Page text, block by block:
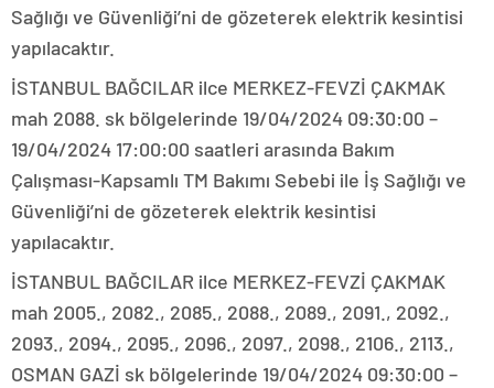
Sağlığı ve Güvenliği’ni de gözeterek elektrik kesintisi
yapılacaktır.
İSTANBUL BAĞCILAR ilce MERKEZ-FEVZİ ÇAKMAK
mah 2088. sk bölgelerinde 19/04/2024 09:30:00 –
19/04/2024 17:00:00 saatleri arasında Bakım
Çalışması-Kapsamlı TM Bakımı Sebebi ile İş Sağlığı ve
Güvenliği’ni de gözeterek elektrik kesintisi
yapılacaktır.
İSTANBUL BAĞCILAR ilce MERKEZ-FEVZİ ÇAKMAK
mah 2005., 2082., 2085., 2088., 2089., 2091., 2092.,
2093., 2094., 2095., 2096., 2097., 2098., 2106., 2113.,
OSMAN GAZİ sk bölgelerinde 19/04/2024 09:30:00 –